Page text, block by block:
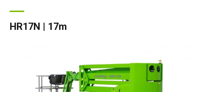
HR17N | 17m